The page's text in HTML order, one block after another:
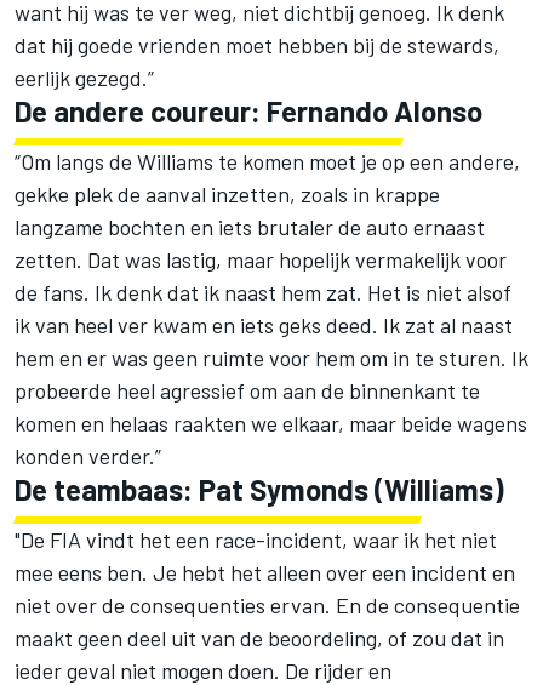
want hij was te ver weg, niet dichtbij genoeg. Ik denk
dat hij goede vrienden moet hebben bij de stewards,
eerlijk gezegd.”
De andere coureur: Fernando Alonso
“Om langs de Williams te komen moet je op een andere,
gekke plek de aanval inzetten, zoals in krappe
langzame bochten en iets brutaler de auto ernaast
zetten. Dat was lastig, maar hopelijk vermakelijk voor
de fans. Ik denk dat ik naast hem zat. Het is niet alsof
ik van heel ver kwam en iets geks deed. Ik zat al naast
hem en er was geen ruimte voor hem om in te sturen. Ik
probeerde heel agressief om aan de binnenkant te
komen en helaas raakten we elkaar, maar beide wagens
konden verder.”
De teambaas: Pat Symonds (Williams)
"De FIA vindt het een race-incident, waar ik het niet
mee eens ben. Je hebt het alleen over een incident en
niet over de consequenties ervan. En de consequentie
maakt geen deel uit van de beoordeling, of zou dat in
ieder geval niet mogen doen. De rijder en